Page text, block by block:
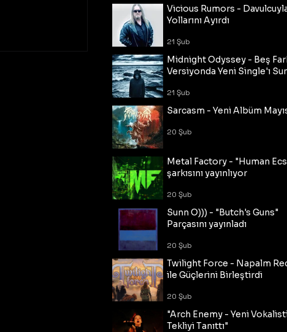
Vicious Rumors -
Yollarını Ayırdı
21 Şub
Midnight Odyssey - Beş
Versiyonda Yeni Single'ı
21 Şub
Sarcasm - Yeni Albüm
20 Şub
Metal Factory - "Human
şarkısını yayınlıyor
20 Şub
Sunn O))) - "Butch's Guns"
Parçasını yayınladı
20 Şub
Twilight Force - Napalm
ile Güçlerini Birleştirdi
20 Şub
"Arch Enemy - Yeni
Tekliyi Tanıttı"